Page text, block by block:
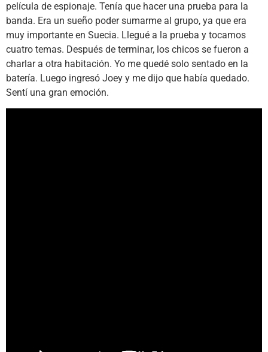
película de espionaje. Tenía que hacer una prueba para la
banda. Era un sueño poder sumarme al grupo, ya que era
muy importante en Suecia. Llegué a la prueba y tocamos
cuatro temas. Después de terminar, los chicos se fueron a
charlar a otra habitación. Yo me quedé solo sentado en la
batería. Luego ingresó Joey y me dijo que había quedado.
Sentí una gran emoción.